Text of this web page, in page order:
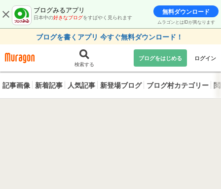
ブログみるアプリ
日本中の好きなブログをすばやく見られます
無料ダウンロード
ムラゴンとはIDが異なります
ブログを書くアプリ 今すぐ無料ダウンロード！
検索する
ブログをはじめる ログイン
記事画像 新着記事 人気記事 新登場ブログ ブログ村カテゴリー